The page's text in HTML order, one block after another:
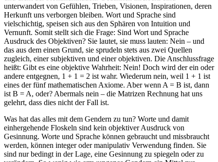
unterwandert von Gefühlen, Trieben, Visionen, Inspirationen, deren
Herkunft uns verborgen bleiben. Wort und Sprache sind
vielschichtig, speisen sich aus den Sphären von Intuition und
Vernunft. Somit stellt sich die Frage: Sind Wort und Sprache
Ausdruck des Objektiven? Sie lautet, sie muss lauten: Nein – und
das aus dem einen Grund, sie sprudeln stets aus zwei Quellen
zugleich, einer subjektiven und einer objektiven. Die Anschlussfrage
heißt: Gibt es eine objektive Wahrheit: Nein! Doch wird der ein oder
andere entgegnen, 1 + 1 = 2 ist wahr. Wiederum nein, weil 1 + 1 ist
eines der fünf mathematischen Axiome. Aber wenn A = B ist, dann
ist B = A, oder? Abermals nein – die Matrizen Rechnung hat uns
gelehrt, dass dies nicht der Fall ist.
Was hat das alles mit dem Gendern zu tun? Worte und damit
einhergehende Floskeln sind kein objektiver Ausdruck von
Gesinnung. Worte und Sprache können gebraucht und missbraucht
werden, können integer oder manipulativ Verwendung finden. Sie
sind nur bedingt in der Lage, eine Gesinnung zu spiegeln oder zu